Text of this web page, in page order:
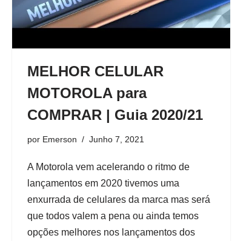
MELHOR CELULAR
MOTOROLA para
COMPRAR | Guia 2020/21
por Emerson Junho 7, 2021
A Motorola vem acelerando o ritmo de
lançamentos em 2020 tivemos uma
enxurrada de celulares da marca mas será
que todos valem a pena ou ainda temos
opções melhores nos lançamentos dos